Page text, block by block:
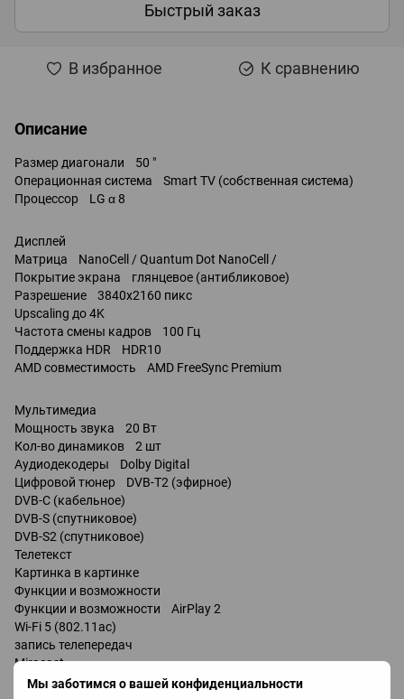
Мы заботимся о вашей конфиденциальности
Быстрый заказ
В избранное К сравнению
Описание
Размер диагонали 50 "
Операционная система Smart TV (собственная система)
Процессор LG α 8
Дисплей
Матрица NanoCell / Quantum Dot NanoCell /
Покрытие экрана глянцевое (антибликовое)
Разрешение 3840x2160 пикс
Upscaling до 4K
Частота смены кадров 100 Гц
Поддержка HDR HDR10
AMD совместимость AMD FreeSync Premium
Мультимедиа
Мощность звука 20 Вт
Кол-во динамиков 2 шт
Аудиодекодеры Dolby Digital
Цифровой тюнер DVB-T2 (эфирное)
DVB-C (кабельное)
DVB-S (спутниковое)
DVB-S2 (спутниковое)
Телетекст
Картинка в картинке
Функции и возможности
Функции и возможности AirPlay 2
Wi-Fi 5 (802.11ac)
запись телепередач
Miracast
Bluetooth v 5.0